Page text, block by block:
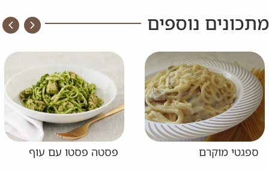
מתכונים נוספים
ספגטי מוקרם פסטה פסטו עם עוף